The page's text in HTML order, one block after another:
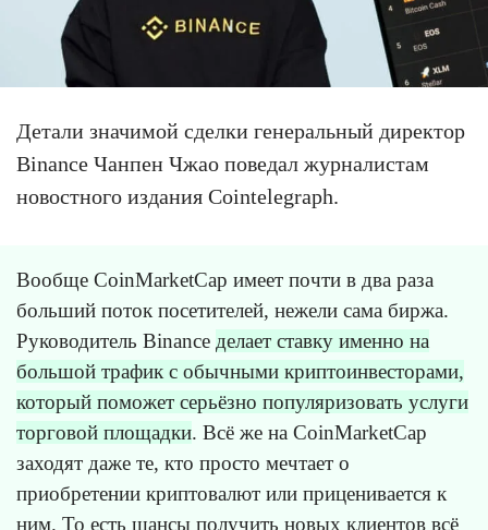
Детали значимой сделки генеральный директор
Binance Чанпен Чжао поведал журналистам
новостного издания Cointelegraph.
Вообще CoinMarketCap имеет почти в два раза
больший поток посетителей, нежели сама биржа.
Руководитель Binance делает ставку именно на
большой трафик с обычными криптоинвесторами,
который поможет серьёзно популяризовать услуги
торговой площадки. Всё же на CoinMarketCap
заходят даже те, кто просто мечтает о
приобретении криптовалют или приценивается к
ним. То есть шансы получить новых клиентов всё